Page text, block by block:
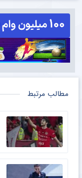
مطالب مرتبط